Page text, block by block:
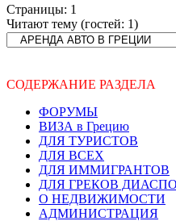
Страницы: 1
Читают тему (гостей: 1)
СОДЕРЖАНИЕ РАЗДЕЛА
ФОРУМЫ
ВИЗА в Грецию
ДЛЯ ТУРИСТОВ
ДЛЯ ВСЕХ
ДЛЯ ИММИГРАНТОВ
ДЛЯ ГРЕКОВ
О НЕДВИЖИМОСТИ
АДМИНИСТРАЦИЯ